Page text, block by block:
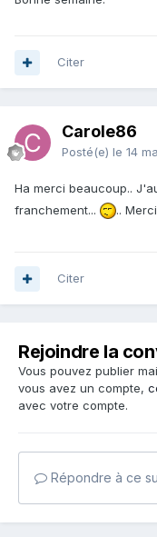
Citer
Carole86
Posté(e) le 14
Ha merci beaucoup..
franchement...
..
Citer
Rejoindre la
Vous pouvez publier
vous avez un compte,
avec votre compte.
Répondre à ce